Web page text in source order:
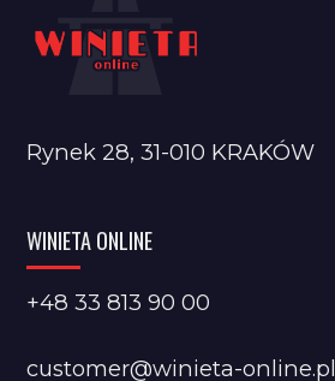
Rynek 28, 31-010 KRAKÓW
WINIETA ONLINE
+48 33 813 90 00
customer@winieta-online.pl